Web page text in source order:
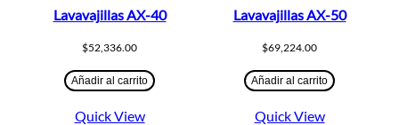
Lavavajillas AX-40
$52,336.00
Añadir al carrito
Quick View
Lavavajillas AX-50
$69,224.00
Añadir al carrito
Quick View